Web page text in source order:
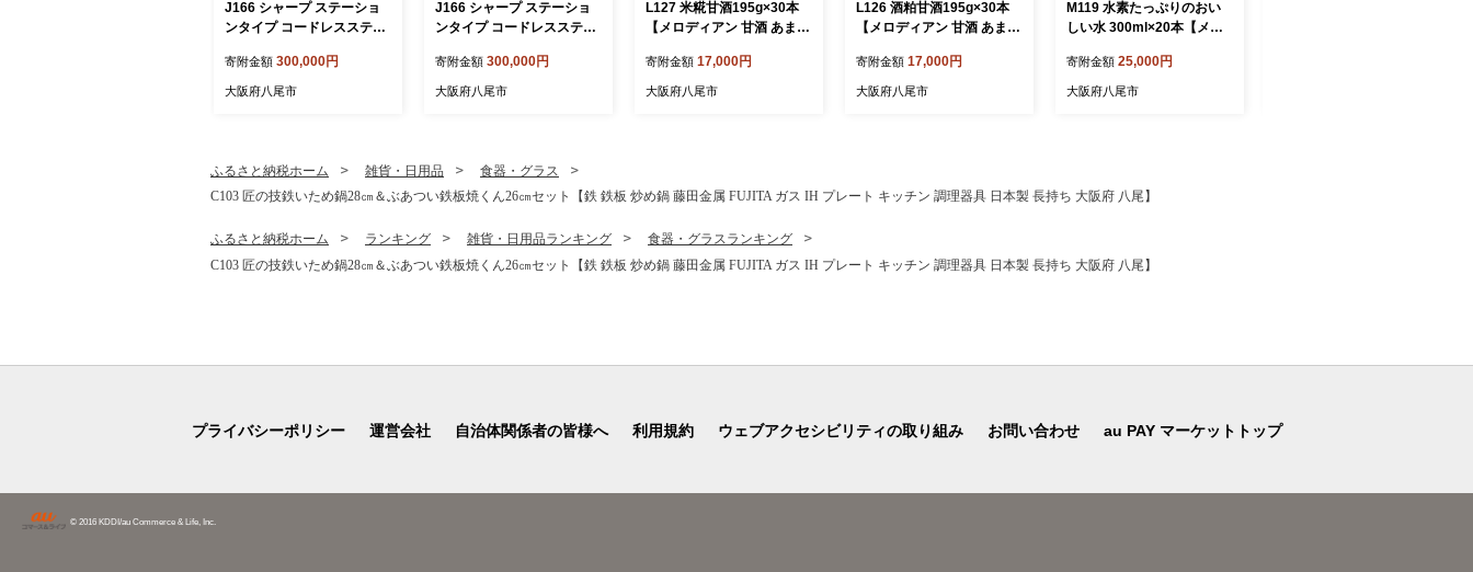
J166 シャープ ステーショ
ンタイプ コードレススティ
イト系)【シャープ 電化製品
家電 生活家電 コードレス
み収集 吸引力 絡まない ハ
府 八尾市 返礼品】
寄附金額 300,000円
大阪府八尾市
J166 シャープ ステーショ
ンタイプ コードレススティ
ー系)【シャープ 電化製品
家電 生活家電 コードレス
み収集 吸引力 絡まない ハ
府 八尾市 返礼品】
寄附金額 300,000円
大阪府八尾市
L127 米糀甘酒195g×30本
【メロディアン 甘酒 あま酒
ール ノンアル こめ麹 飲料
大阪府 八尾】
寄附金額 17,000円
大阪府八尾市
L126 酒粕甘酒195g×30本
【メロディアン 甘酒 あま酒
灘 伏見 飲料 大阪府 八尾】
寄附金額 17,000円
大阪府八尾市
M119 水素たっぷりのおい
しい水 300ml×20本【メロ
天然水 溶存水素濃度1.2pp
m以上 ウルトラファインバ
寄附金額 25,000円
大阪府八尾市
ふるさと納税ホーム 雑貨・日用品
食器・グラス
C103 匠の技鉄いため鍋28㎝＆ぶあつい鉄板焼くん26㎝セット【鉄 鉄板 炒め鍋 藤田金属 FUJITA ガス IH プレート キッチン 調理器具 日本製 長持ち 大阪府 八尾】
ふるさと納税ホーム ランキング 雑貨・日用品ランキング
食器・グラスランキング
C103 匠の技鉄いため鍋28㎝＆ぶあつい鉄板焼くん26㎝セット【鉄 鉄板 炒め鍋 藤田金属 FUJITA ガス IH プレート キッチン 調理器具 日本製 長持ち 大阪府 八尾】
プライバシーポリシー 運営会社 自治体関係者の皆様へ 利用規約 ウェブアクセシビリティの取り組み お問い合わせ au PAY マーケットトップ
© 2016 KDDI/au Commerce & Life, Inc.